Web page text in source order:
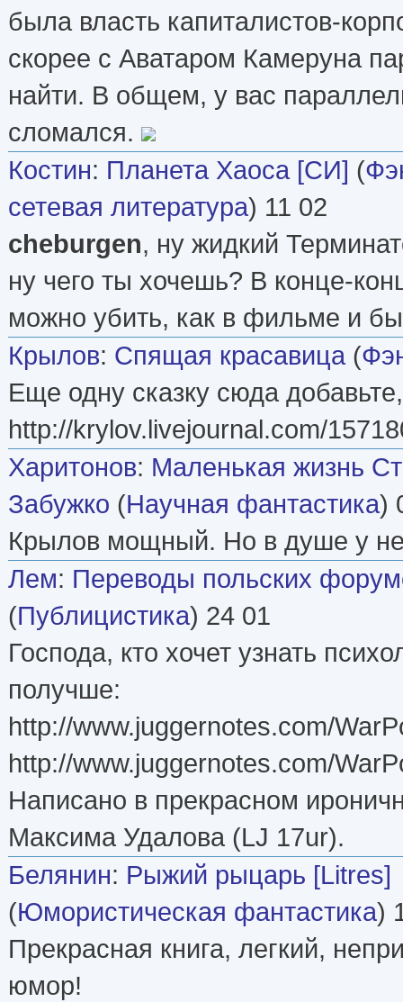
была власть капиталистов-
скорее с Аватаром Камеруна
найти. В общем, у вас
сломался.
Костин: Планета Хаоса [СИ] (
сетевая литература) 11 02
cheburgen, ну жидкий
ну чего ты хочешь? В конце-
можно убить, как в фильме и
Крылов: Спящая красавица (
Еще одну сказку сюда добавьте,
http://krylov.livejournal.com/
Харитонов: Маленькая жизнь
Забужко (Научная фантастика)
Крылов мощный. Но в душе у
Лем: Переводы польских
(Публицистика) 24 01
Господа, кто хочет узнать
получше:
http://www.juggernotes.com/
http://www.juggernotes.com/
Написано в прекрасном
Максима Удалова (LJ 17ur).
Белянин: Рыжий рыцарь [Litres]
(Юмористическая фантастика)
Прекрасная книга, легкий,
юмор!